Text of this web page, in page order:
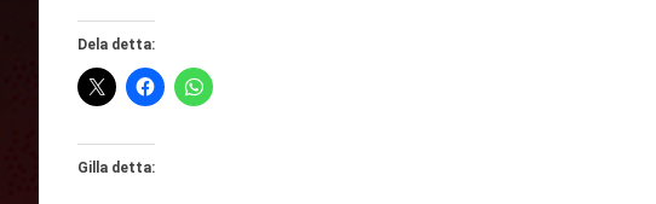
Dela detta:
Gilla detta: